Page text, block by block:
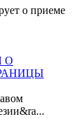
о приеме
О